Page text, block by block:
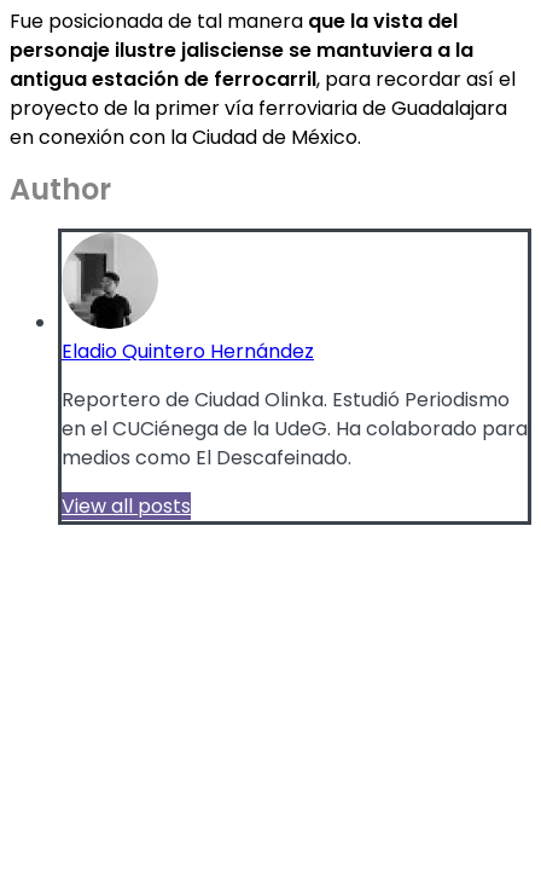
Fue posicionada de tal manera que la vista del
personaje ilustre jalisciense se mantuviera a la
antigua estación de ferrocarril, para recordar así el
proyecto de la primer vía ferroviaria de Guadalajara
en conexión con la Ciudad de México.
Author
Eladio Quintero Hernández
Reportero de Ciudad Olinka. Estudió Periodismo
en el CUCiénega de la UdeG. Ha colaborado para
medios como El Descafeinado.
View all posts